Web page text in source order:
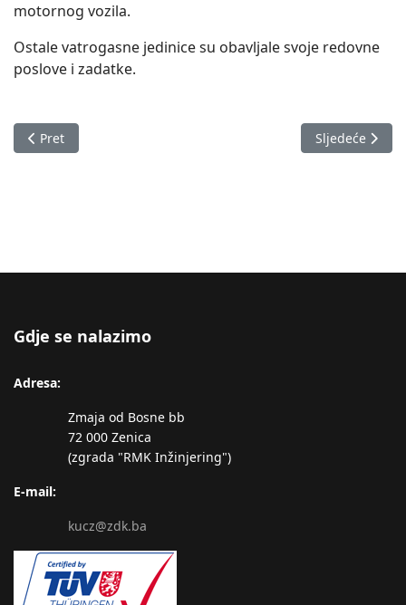
motornog vozila.
Ostale vatrogasne jedinice su obavljale svoje redovne
poslove i zadatke.
Prethodni članak: Izvještaj o stanju u Zeničko-dobojskom
Pret Sljedeći
Sljedeće
Gdje se nalazimo
Adresa:
Zmaja od Bosne bb
72 000 Zenica
(zgrada "RMK Inžinjering")
E-mail:
kucz@zdk.ba